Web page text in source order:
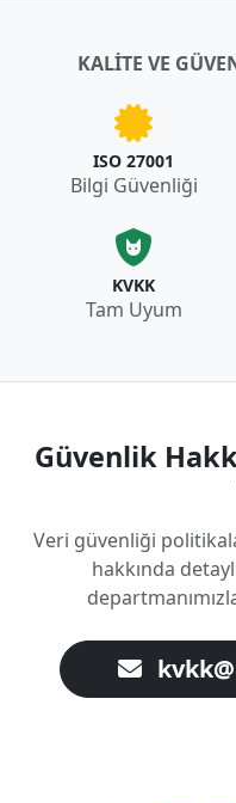
KALITE VE
ISO 27001
Bilgi Güvenliği
KVKK
Tam Uyum
Güvenlik
Veri güvenliği
hakkında